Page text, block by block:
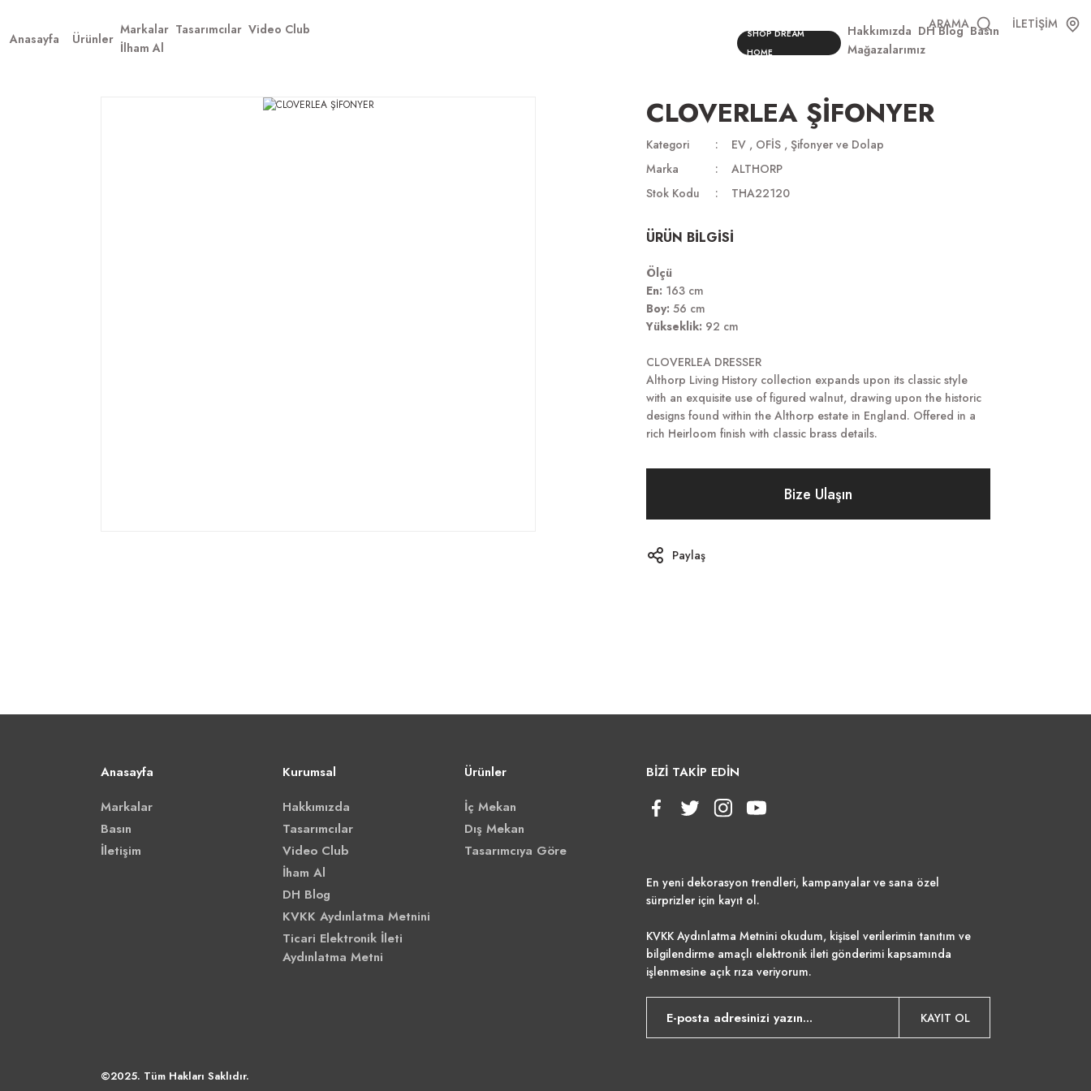
ARAMA
İLETİŞİM
Anasayfa
Ürünler
Markalar Tasarımcılar Video Club
İlham Al
SHOP DREAM
HOME
Hakkımızda DH Blog Basın
Mağazalarımız
CLOVERLEA ŞİFONYER
Kategori EV , OFİS , Şifonyer ve Dolap
Marka
ALTHORP
Stok Kodu
THA22120
ÜRÜN BİLGİSİ
Ölçü
En: 163 cm
Boy: 56 cm
Yükseklik: 92 cm
CLOVERLEA DRESSER
Althorp Living History collection expands upon its classic style
with an exquisite use of figured walnut, drawing upon the historic
designs found within the Althorp estate in England. Offered in a
rich Heirloom finish with classic brass details.
Bize Ulaşın
Paylaş
Anasayfa
Markalar
Basın
İletişim
Kurumsal
Hakkımızda
Tasarımcılar
Video Club
İham Al
DH Blog
KVKK Aydınlatma Metnini
Ticari Elektronik İleti
Aydınlatma Metni
Ürünler
İç Mekan
Dış Mekan
Tasarımcıya Göre
BİZİ TAKİP EDİN
En yeni dekorasyon trendleri, kampanyalar ve sana özel
sürprizler için kayıt ol.
KVKK Aydınlatma Metnini okudum, kişisel verilerimin tanıtım ve
bilgilendirme amaçlı elektronik ileti gönderimi kapsamında
işlenmesine açık rıza veriyorum.
KAYIT OL
©2025. Tüm Hakları Saklıdır.